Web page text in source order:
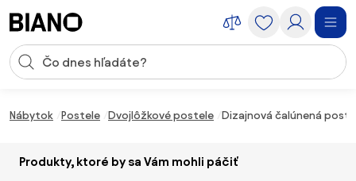
Vstup pre vyhľadávanie
Nábytok Postele Dvojlôžkové postele Dizajnová čalúnená
Produkty, ktoré by sa Vám mohli páčiť